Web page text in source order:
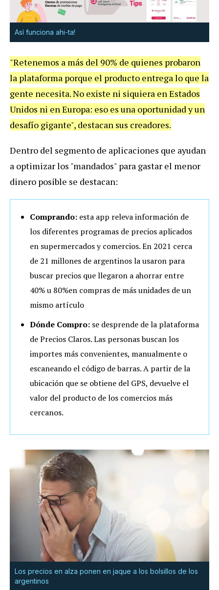
Así funciona ahi-ta!
"Retenemos a más del 90% de quienes probaron
la plataforma porque el producto entrega lo que la
gente necesita. No existe ni siquiera en Estados
Unidos ni en Europa: eso es una oportunidad y un
desafío gigante", destacan sus creadores.
Dentro del segmento de aplicaciones que ayudan
a optimizar los "mandados" para gastar el menor
dinero posible se destacan:
Comprando: esta app releva información de
los diferentes programas de precios aplicados
en supermercados y comercios. En 2021 cerca
de 21 millones de argentinos la usaron para
buscar precios que llegaron a ahorrar entre
40% u 80%en compras de más unidades de un
mismo artículo
Dónde Compro: se desprende de la plataforma
de Precios Claros. Las personas buscan los
importes más convenientes, manualmente o
escaneando el código de barras. A partir de la
ubicación que se obtiene del GPS, devuelve el
valor del producto de los comercios más
cercanos.
Los precios en alza ponen en jaque a los bolsillos de los
argentinos